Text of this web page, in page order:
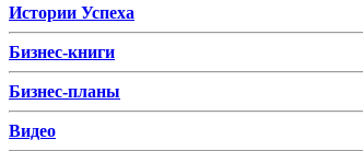
Истории Успеха
Бизнес-книги
Бизнес-планы
Видео